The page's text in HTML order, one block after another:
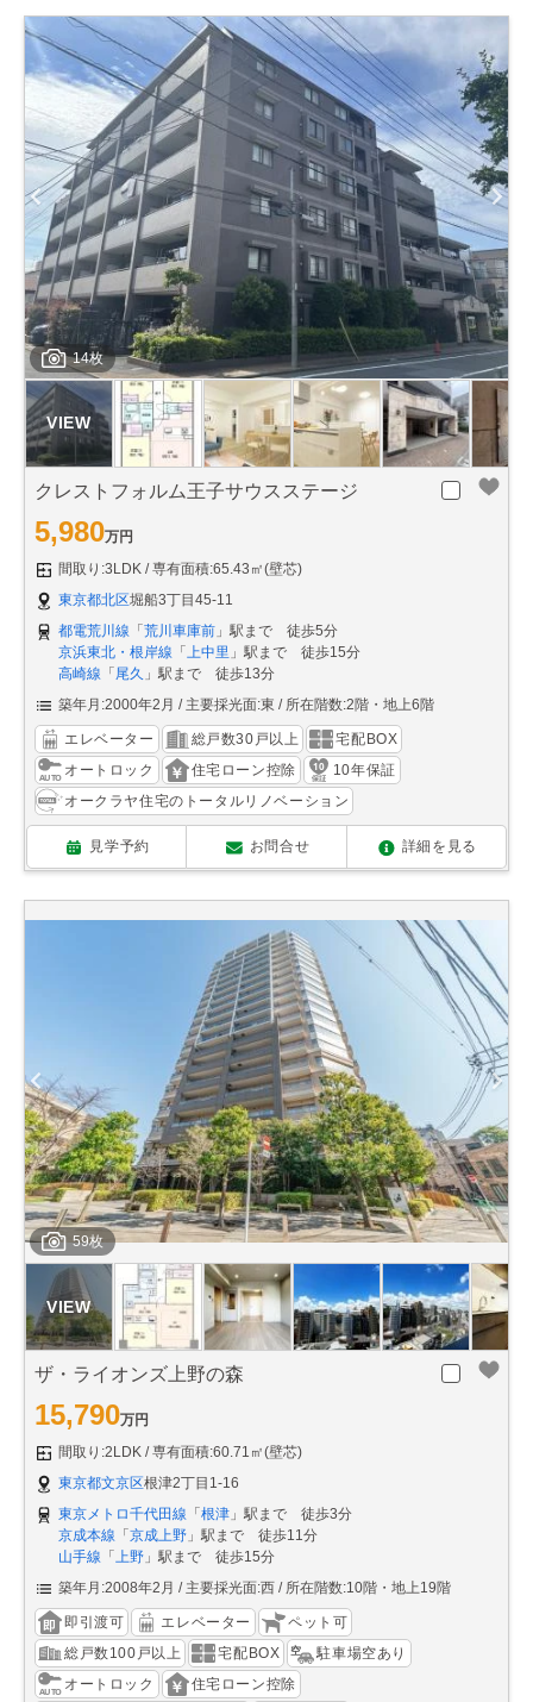
14枚
クレストフォルム王子サウスステージ
5,980万円
間取り:3LDK
専有面積:65.43㎡(壁芯)
東京都北区堀船3丁目45-11
都電荒川線 「荒川車庫前 」駅まで 徒歩5分
京浜東北・根岸線 「 上中里 」駅まで 徒歩15分
高崎線 「尾久 」駅まで 徒歩13分
築年月:2000年2月
主要採光面:東 所在階数:2階・地上6階
エレベーター 総戸数30戸以上
宅配BOX
オートロック
住宅ローン控除
10年保証
オークラヤ住宅のトータルリノベーション
見学予約 お問合せ 詳細を見る
59枚
ザ・ライオンズ上野の森
15,790万円
間取り:2LDK
専有面積:60.71㎡(壁芯)
東京都文京区根津2丁目1-16
東京メトロ千代田線 「 根津 」駅まで 徒歩3分
京成本線 「 京成上野 」駅まで 徒歩11分
山手線 「 上野 」駅まで 徒歩15分
築年月:2008年2月
主要採光面:西 所在階数:10階・地上19階
即引渡可 エレベーター
ペット可
総戸数100戸以上
宅配BOX
駐車場空あり
オートロック
住宅ローン控除